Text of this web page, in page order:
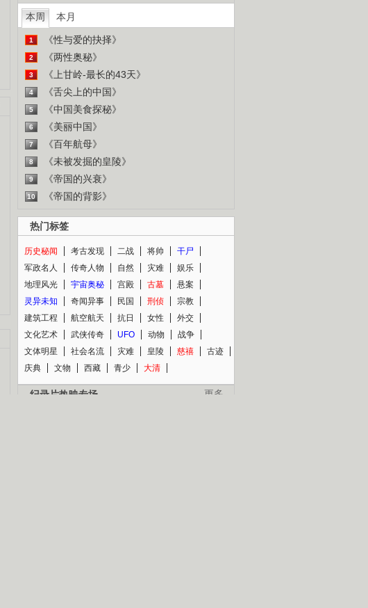
本周 本月
1 《性与爱的抉择》
2 《两性奥秘》
3 《上甘岭-最长的43天》
4 《舌尖上的中国》
5 《中国美食探秘》
6 《美丽中国》
7 《百年航母》
8 《未被发掘的皇陵》
9 《帝国的兴衰》
10 《帝国的背影》
热门标签
历史秘闻 考古发现 二战 将帅
干尸
军政名人
传奇人物 自然 灾难
娱乐
地理风光
宇宙奥秘 宫殿 古墓
悬案
灵异未知
奇闻异事 民国 刑侦
宗教
建筑工程
航空航天 抗日 女性
外交
文化艺术
武侠传奇 UFO 动物
战争
文体明星
社会名流 灾难 皇陵 慈禧
古迹
庆典
文物 西藏 青少 大清
更多
纪录片热映专场